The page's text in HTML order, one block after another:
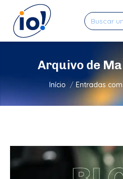
Search:
Arquivo de
Você está aqui:
Início Entradas